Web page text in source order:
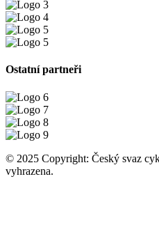
Ostatní partneři
© 2025 Copyright: Český svaz
vyhrazena.